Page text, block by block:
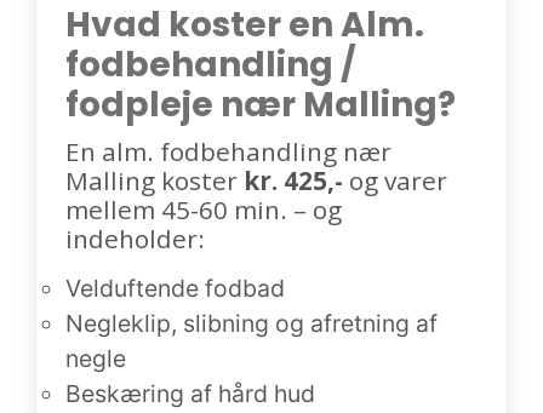
Hvad koster en Alm.
fodbehandling /
fodpleje nær Malling?
En alm. fodbehandling nær
Malling koster kr. 425,- og varer
mellem 45-60 min. – og
indeholder:
Velduftende fodbad
Negleklip, slibning og afretning af
negle
Beskæring af hård hud